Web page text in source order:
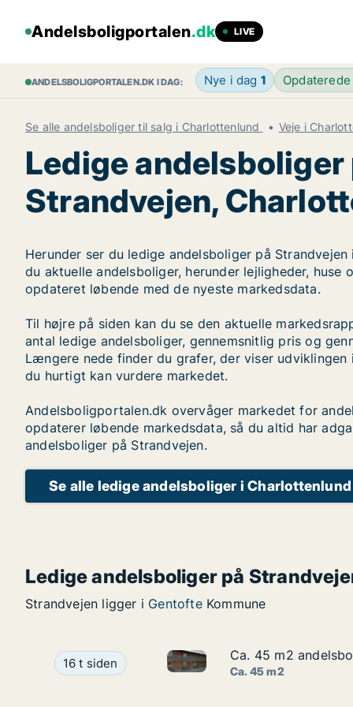
Andelsboligportalen.dk LIVE
ANDELSBOLIGPORTALEN.DK I DAG: Nye i dag 1
Se alle andelsboliger til salg i Charlottenlund Veje i
Ledige andelsboliger
Strandvejen,
Herunder ser du ledige andelsboliger på
du aktuelle andelsboliger, herunder lejligheder, huse
opdateret løbende med de nyeste markedsdata.
Til højre på siden kan du se den aktuelle
antal ledige andelsboliger, gennemsnitlig pris og
Længere nede finder du grafer, der viser
du hurtigt kan vurdere markedet.
Andelsboligportalen.dk overvåger markedet for
opdaterer løbende markedsdata, så du altid har
andelsboliger på Strandvejen.
Se alle ledige andelsboliger i
Ledige andelsboliger på
Strandvejen ligger i GentofteKommune
Ca. 45 m2 andelsbolig til salg i 4000 Roskilde,
16 t siden Ca. 45 m2 andelsbolig til
Ca. 45 m2
Ca. 45 m2
Ca. 45 m2